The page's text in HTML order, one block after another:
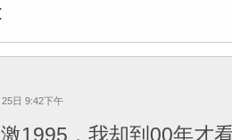
日 9:42下午
1995，我却到00年才